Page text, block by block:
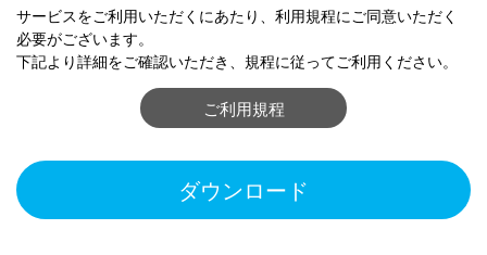
サービスをご利用いただくにあたり、利用規程にご同意いただく
必要がございます。
下記より詳細をご確認いただき、規程に従ってご利用ください。
ご利用規程
ダウンロード